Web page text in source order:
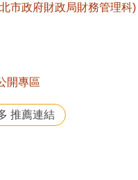
市政府財政局財務管理科)
開專區
推薦連結